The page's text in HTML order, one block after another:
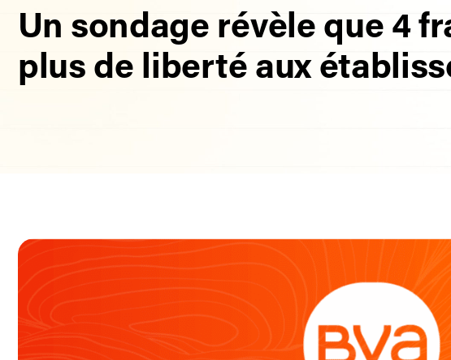
Un sondage révèle que 4
plus de liberté aux